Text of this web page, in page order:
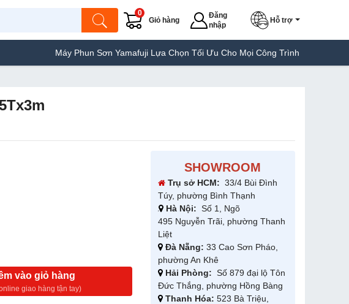
Giỏ hàng
0
Đăng
nhập
Hỗ trợ
Máy Phun Sơn Yamafuji Lựa Chọn Tối Ưu Cho Mọi Công Trình Máy Hàn Túi
vào giỏ hàng
giao hàng tận tay)
SHOWROOM
Trụ sở HCM: 33/4 Bùi Đình
Túy, phường Bình Thạnh
Hà Nội: Số 1, Ngõ
495 Nguyễn Trãi, phường Thanh
Liệt
Đà Nẵng: 33 Cao Sơn Pháo,
phường An Khê
Hải Phòng: Số 879 đại lộ Tôn
Đức Thắng, phường Hồng Bàng
Thanh Hóa: 523 Bà Triệu,